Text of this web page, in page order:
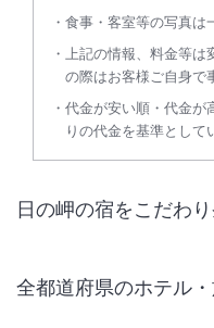
食事・客室等の写真は
上記の情報、料金等
の際はお客様ご自身で
代金が安い順・代金が
りの代金を基準として
日の岬の宿をこだわ
全都道府県のホテル